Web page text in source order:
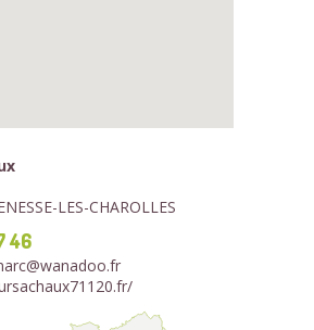
LES-CHAROLLES
46